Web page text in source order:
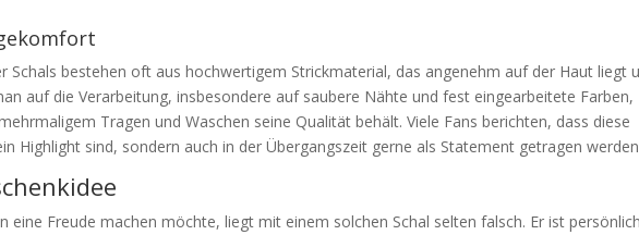
Schals bestehen oft aus hochwertigem Strickmaterial, das angenehm auf der Haut liegt
auf die Verarbeitung, insbesondere auf saubere Nähte und fest eingearbeitete Farben,
Tragen und Waschen seine Qualität behält. Viele Fans berichten, dass diese
Highlight sind, sondern auch in der Übergangszeit gerne als Statement getragen
eine Freude machen möchte, liegt mit einem solchen Schal selten falsch. Er ist